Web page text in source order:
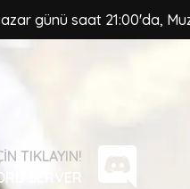
saat 21:00'da,
TIKLAYIN!
SERVER